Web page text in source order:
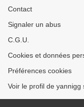
Contact
Signaler un abus
C.G.U.
Cookies et données
Préférences cookies
Voir le profil de